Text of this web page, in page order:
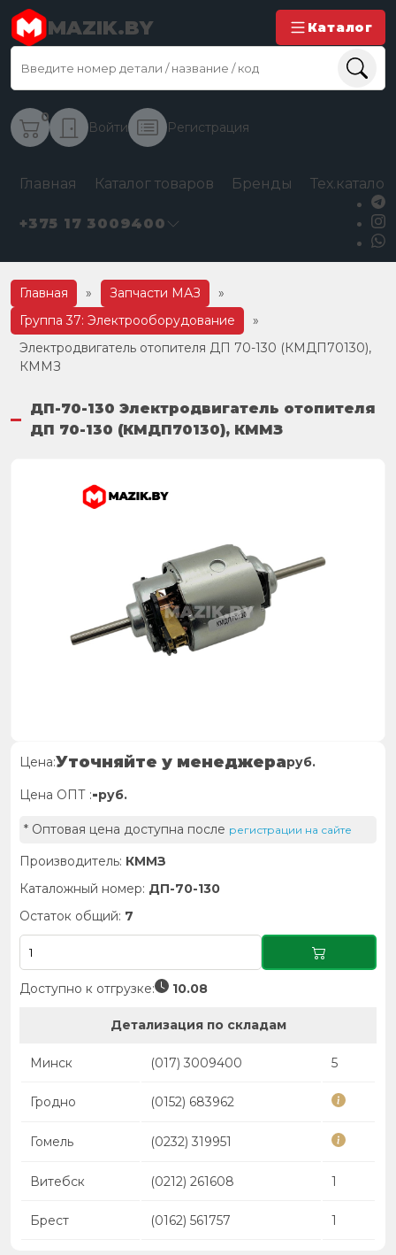
MAZIK.BY Каталог
0
Войти Регистрация
Главная Каталог товаров Бренды
+375 17 3009400
Главная » Запчасти МАЗ
»
Группа 37: Электрооборудование
»
Электродвигатель отопителя ДП 70-130 (КМДП70130),
КММЗ
ДП-70-130 Электродвигатель отопителя
ДП 70-130 (КМДП70130), КММЗ
Цена:Уточняйте у менеджераруб.
Цена ОПТ :-руб.
* Оптовая цена доступна после регистрации на сайте
Производитель: КММЗ
Каталожный номер: ДП-70-130
Остаток общий: 7
Доступно к отгрузке: 10.08
Детализация по складам
Минск (017) 3009400 5
Гродно (0152) 683962
Гомель (0232) 319951
Витебск (0212) 261608 1
Брест (0162) 561757 1